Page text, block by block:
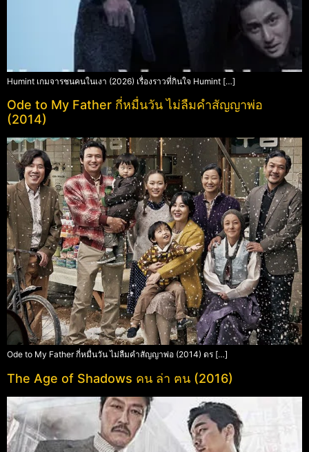
Humint เกมจารชนคนในเงา (2026) เรื่องราวที่กินใจ Humint […]
Ode to My Father กี่หมื่นวัน ไม่ลืมคำสัญญาพ่อ
(2014)
Ode to My Father กี่หมื่นวัน ไม่ลืมคำสัญญาพ่อ (2014) ดร […]
The Age of Shadows คน ล่า ฅน (2016)